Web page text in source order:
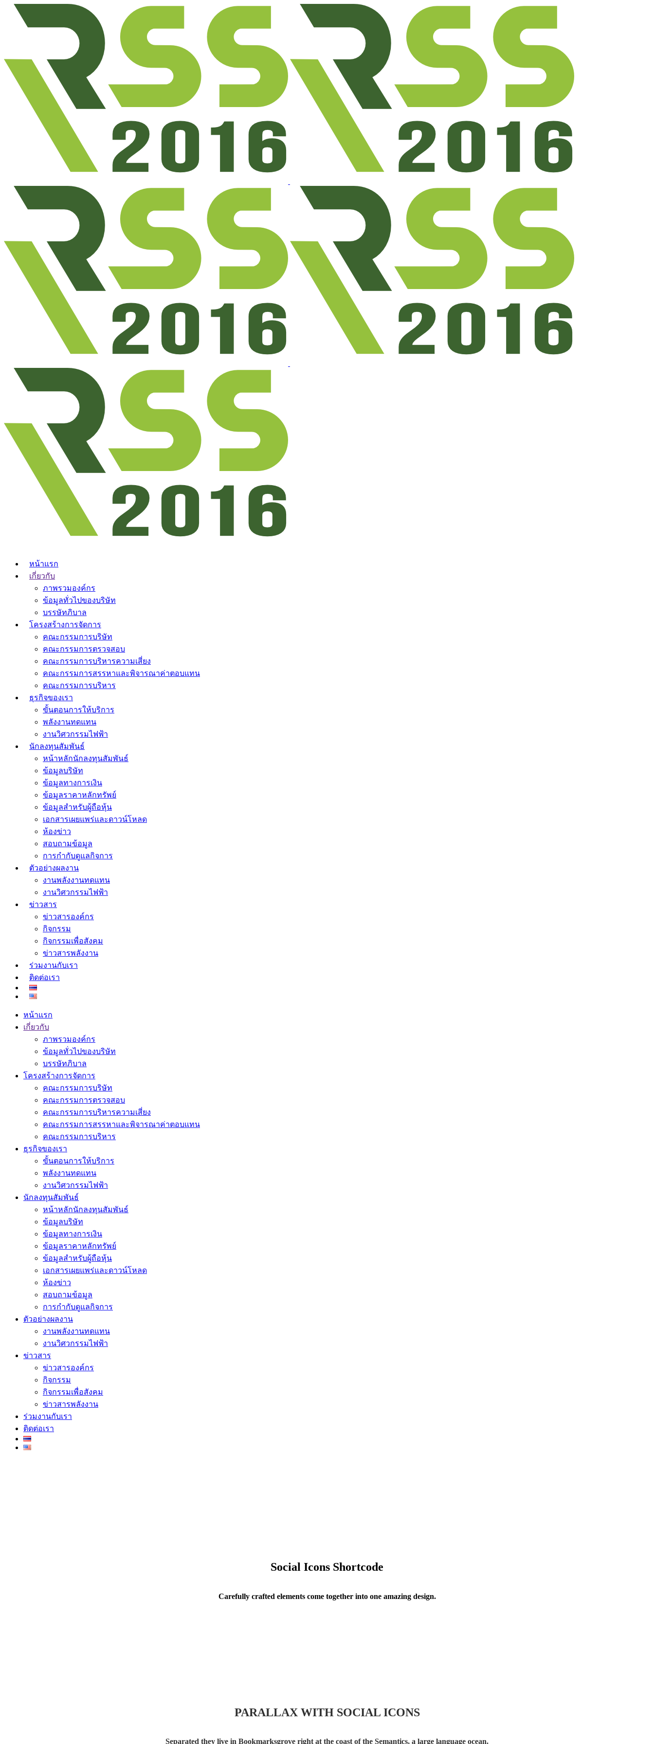
หน้าแรก
เกี่ยวกับ
ภาพรวมองค์กร
ข้อมูลทั่วไปของบริษัท
บรรษัทภิบาล
โครงสร้างการจัดการ
คณะกรรมการบริษัท
คณะกรรมการตรวจสอบ
คณะกรรมการบริหารความเสี่ยง
คณะกรรมการสรรหาและพิจารณาค่าตอบแทน
คณะกรรมการบริหาร
ธุรกิจของเรา
ขั้นตอนการให้บริการ
พลังงานทดแทน
งานวิศวกรรมไฟฟ้า
นักลงทุนสัมพันธ์
หน้าหลักนักลงทุนสัมพันธ์
ข้อมูลบริษัท
ข้อมูลทางการเงิน
ข้อมูลราคาหลักทรัพย์
ข้อมูลสำหรับผู้ถือหุ้น
เอกสารเผยแพร่และดาวน์โหลด
ห้องข่าว
สอบถามข้อมูล
การกำกับดูแลกิจการ
ตัวอย่างผลงาน
งานพลังงานทดแทน
งานวิศวกรรมไฟฟ้า
ข่าวสาร
ข่าวสารองค์กร
กิจกรรม
กิจกรรมเพื่อสังคม
ข่าวสารพลังงาน
ร่วมงานกับเรา
ติดต่อเรา
หน้าแรก
เกี่ยวกับ
ภาพรวมองค์กร
ข้อมูลทั่วไปของบริษัท
บรรษัทภิบาล
โครงสร้างการจัดการ
คณะกรรมการบริษัท
คณะกรรมการตรวจสอบ
คณะกรรมการบริหารความเสี่ยง
คณะกรรมการสรรหาและพิจารณาค่าตอบแทน
คณะกรรมการบริหาร
ธุรกิจของเรา
ขั้นตอนการให้บริการ
พลังงานทดแทน
งานวิศวกรรมไฟฟ้า
นักลงทุนสัมพันธ์
หน้าหลักนักลงทุนสัมพันธ์
ข้อมูลบริษัท
ข้อมูลทางการเงิน
ข้อมูลราคาหลักทรัพย์
ข้อมูลสำหรับผู้ถือหุ้น
เอกสารเผยแพร่และดาวน์โหลด
ห้องข่าว
สอบถามข้อมูล
การกำกับดูแลกิจการ
ตัวอย่างผลงาน
งานพลังงานทดแทน
งานวิศวกรรมไฟฟ้า
ข่าวสาร
ข่าวสารองค์กร
กิจกรรม
กิจกรรมเพื่อสังคม
ข่าวสารพลังงาน
ร่วมงานกับเรา
ติดต่อเรา
Social Icons Shortcode
Carefully crafted elements come together into one amazing design.
PARALLAX WITH SOCIAL ICONS
Separated they live in Bookmarksgrove right at the coast of the Semantics, a large language ocean.